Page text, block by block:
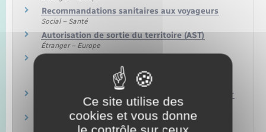
Recommandations sanitaires aux voyageurs
Social – Santé
Autorisation de sortie du territoire (AST)
Étranger – Europe
(vacances ou court séjour)
Permis international pour conduire à l'étranger
Transports – Mobilité
Voyager à l'étranger avec son animal de
compagnie
Ce site utilise des
cookies et vous donne